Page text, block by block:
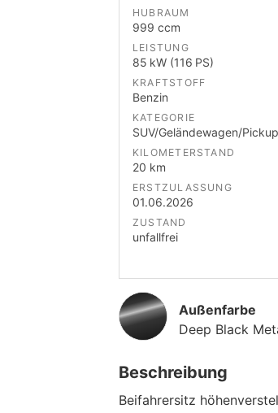
HUBRAUM
999 ccm
LEISTUNG
85 kW (116 PS)
KRAFTSTOFF
Benzin
KATEGORIE
SUV/Geländewagen/Pickup
KILOMETERSTAND
20 km
ERSTZULASSUNG
01.06.2026
ZUSTAND
unfallfrei
Außenfarbe
Deep Black
Beschreibung
Beifahrersitz